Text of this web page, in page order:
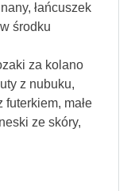
łańcuszek
środku
za kolano
z nubuku,
futerkiem, małe
ze skóry,